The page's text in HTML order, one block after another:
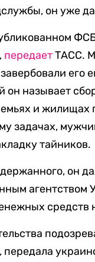
он уже
передаетТАСС.
его
он называет
и жилищах
задачах,
тайников.
он
агентством
средств